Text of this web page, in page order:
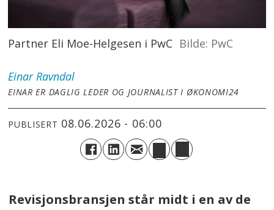
Partner Eli Moe-Helgesen i PwC PwC
Einar Ravndal
EINAR ER DAGLIG LEDER OG JOURNALIST I ØKONOMI24
PUBLISERT 08.06.2026 - 06:00
Revisjonsbransjen står midt i en av de